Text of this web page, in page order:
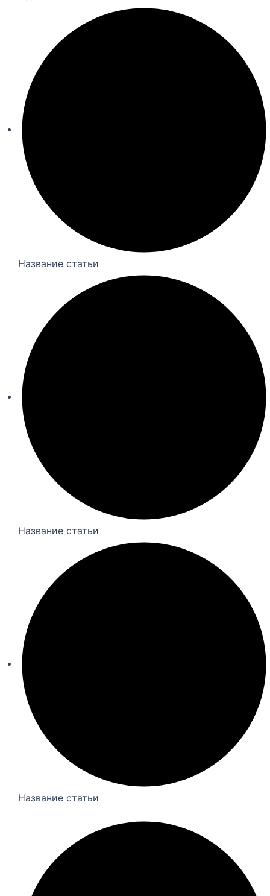
Название статьи
Название статьи
Название статьи